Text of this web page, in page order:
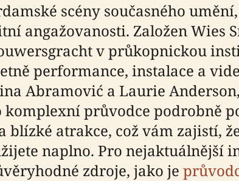
scény současného
Založen Wies
v průkopnickou
performance, instalace a
Abramović a Laurie
průvodce podrobně
blízké atrakce, což vám zajistí,
naplno. Pro nejaktuálnější
zdroje, jako je